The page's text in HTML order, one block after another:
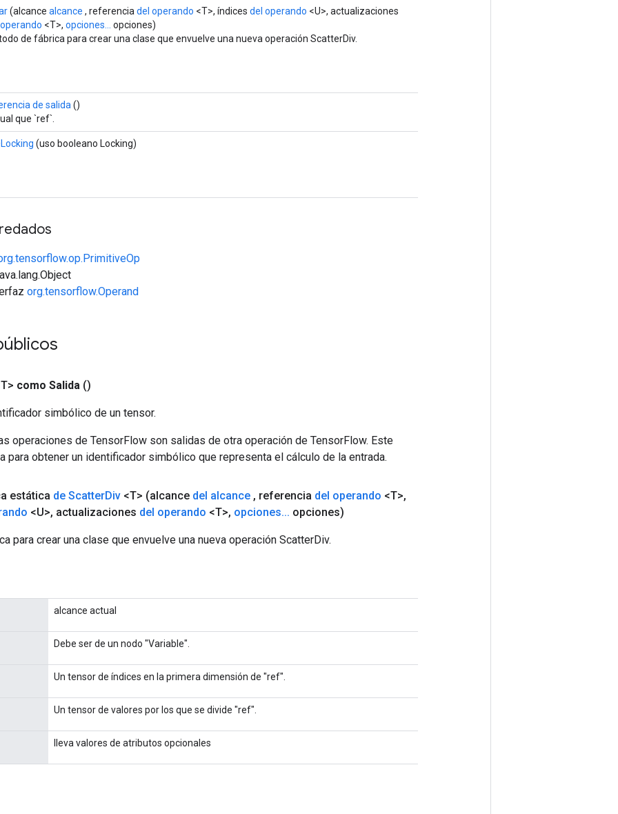
(alcance alcance , referencia del operando <T>, índices del operando <U>, actualizaciones
<T>, opciones...
opciones)
de fábrica para crear una clase que envuelve una nueva operación ScatterDiv.
de salida ()
que `ref`.
(uso booleano Locking)
org.tensorflow.Operand
como Salida ()
simbólico de un tensor.
operaciones de TensorFlow son salidas de otra operación de TensorFlow. Este
para obtener un identificador simbólico que representa el cálculo de la entrada.
estática de ScatterDiv <T> (alcance del alcance , referencia del operando <T>,
<U>, actualizaciones del operando <T>, opciones... opciones)
para crear una clase que envuelve una nueva operación ScatterDiv.
alcance actual
Debe ser de un nodo "Variable".
Un tensor de índices en la primera dimensión de "ref".
Un tensor de valores por los que se divide "ref".
lleva valores de atributos opcionales